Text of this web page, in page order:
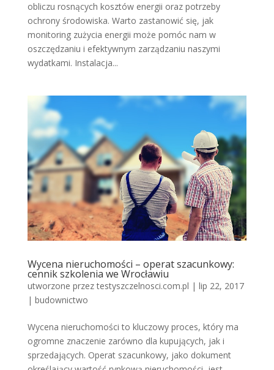
obliczu rosnących kosztów energii oraz potrzeby
ochrony środowiska. Warto zastanowić się, jak
monitoring zużycia energii może pomóc nam w
oszczędzaniu i efektywnym zarządzaniu naszymi
wydatkami. Instalacja...
Wycena nieruchomości – operat szacunkowy:
cennik szkolenia we Wrocławiu
utworzone przeztestyszczelnosci.com.pl | lip 22, 2017
| budownictwo
Wycena nieruchomości to kluczowy proces, który ma
ogromne znaczenie zarówno dla kupujących, jak i
sprzedających. Operat szacunkowy, jako dokument